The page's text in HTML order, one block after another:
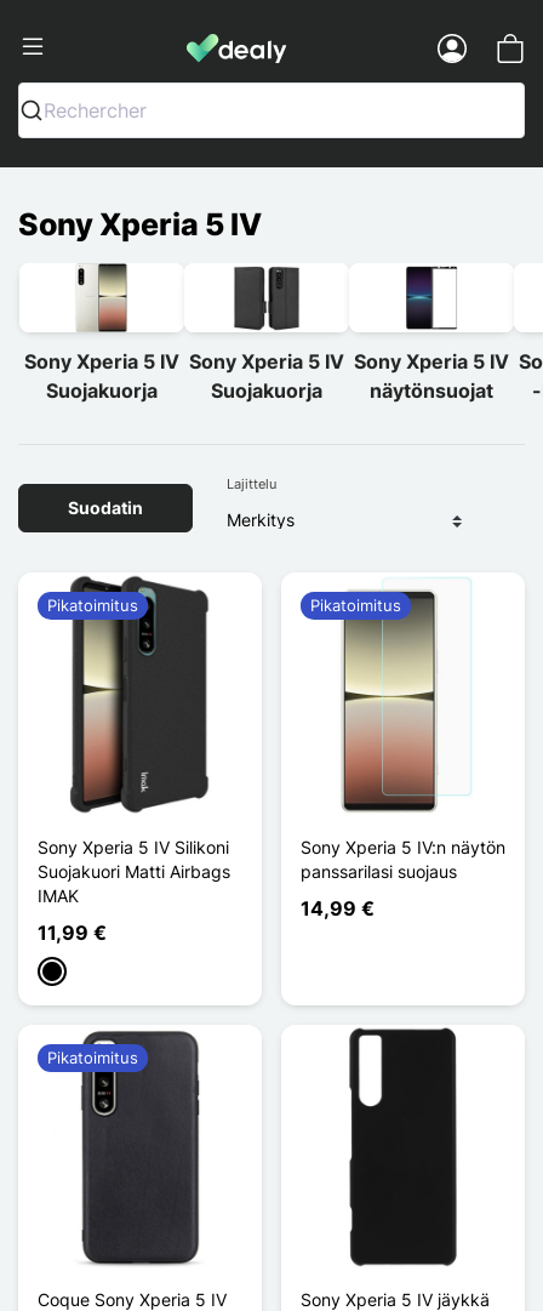
Dealy - Kotelot ja tarvikkeet
Rechercher
Sony Xperia 5 IV
Sony Xperia 5 IV
Suojakuorja
Sony Xperia 5 IV
Suojakuorja
Sony Xperia 5 IV
näytönsuojat
Suodatin
Lajittelu
Sony Xperia 5 IV Silikoni
Suojakuori Matti Airbags
IMAK
11,99 €
Musta
Pikatoimitus
Sony Xperia 5 IV:n näytön
panssarilasi suojaus
14,99 €
Pikatoimitus
Coque Sony Xperia 5 IV
Pikatoimitus
Sony Xperia 5 IV jäykkä